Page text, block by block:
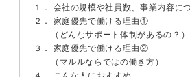
１． 会社の規模や社員数、事業内容に
２． 家庭優先で働ける理由①
（どんなサポート体制があるの？）
３． 家庭優先で働ける理由②
（マルルならではの働き方）